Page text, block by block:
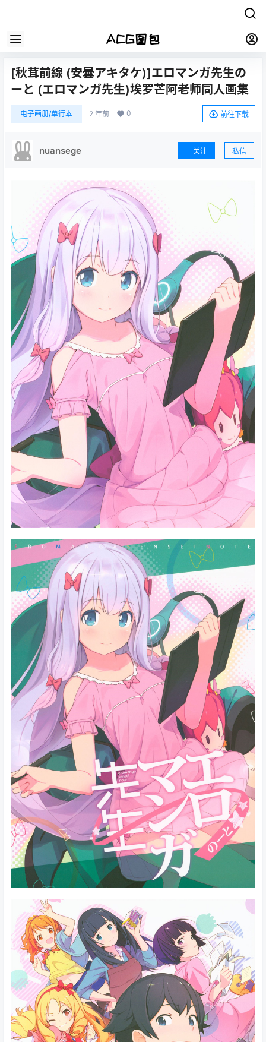
[秋茸前線 (安曇アキタケ)]エロマンガ先生の
ーと (エロマンガ先生)埃罗芒阿老师同人画集
电子画册/单行本 2 年前 0 前往下载
nuansege 关注 私信